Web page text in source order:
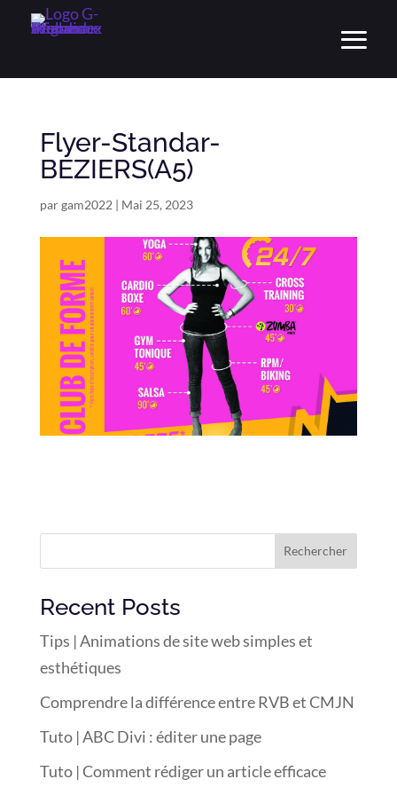
Flyer-Standar-
BEZIERS(A5)
pargam2022 | Mai 25, 2023
Rechercher
Recent Posts
Tips | Animations de site web simples et
esthétiques
Comprendre la différence entre RVB et CMJN
Tuto | ABC Divi : éditer une page
Tuto | Comment rédiger un article efficace